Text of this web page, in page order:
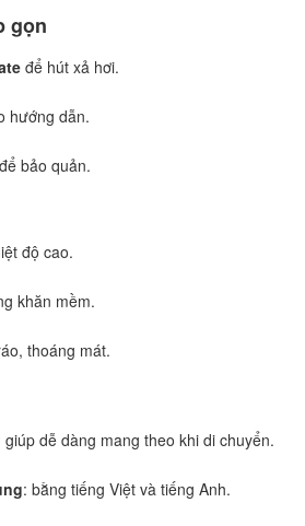
gọn
để hút xả hơi.
hướng dẫn.
bảo quản.
độ cao.
khăn mềm.
thoáng mát.
giúp dễ dàng mang theo khi di chuyển.
: bằng tiếng Việt và tiếng Anh.